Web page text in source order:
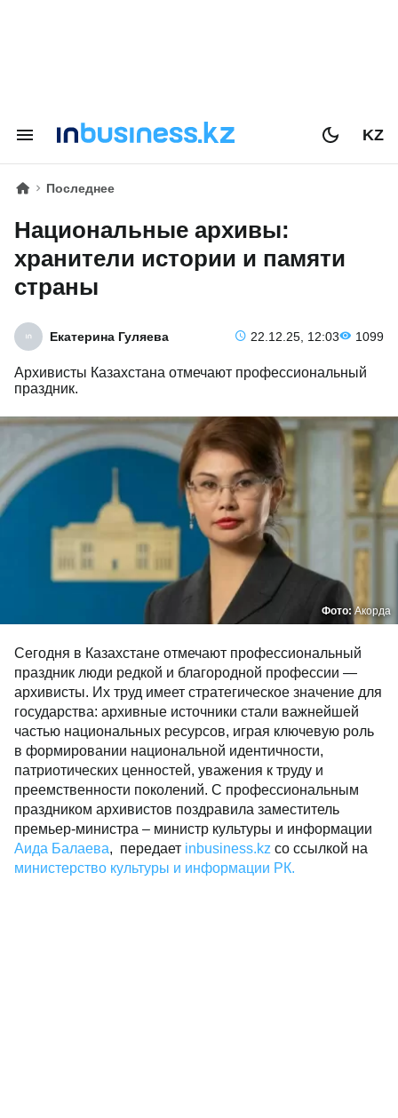
KZ
Последнее
Национальные архивы:
хранители истории и памяти
страны
Екатерина Гуляева 22.12.25, 12:03 1099
Архивисты Казахстана отмечают профессиональный
праздник.
Фото:Акорда
Сегодня в Казахстане отмечают профессиональный
праздник люди редкой и благородной профессии —
архивисты. Их труд имеет стратегическое значение для
государства: архивные источники стали важнейшей
частью национальных ресурсов, играя ключевую роль
в формировании национальной идентичности,
патриотических ценностей, уважения к труду и
преемственности поколений. С профессиональным
праздником архивистов поздравила заместитель
премьер-министра – министр культуры и информации
Аида Балаева, передает inbusiness.kz со ссылкой на
министерство культуры и информации РК.